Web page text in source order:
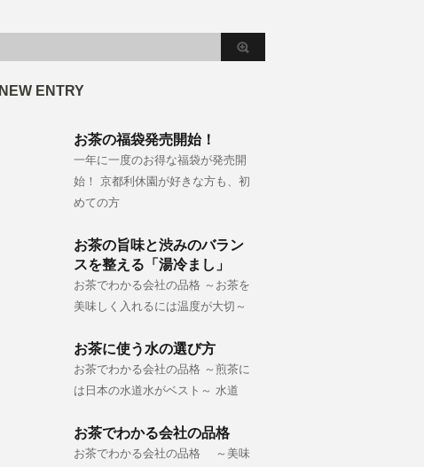
NEW ENTRY
お茶の福袋発売開始！
一年に一度のお得な福袋が発売開
始！ 京都利休園が好きな方も、初
めての方
お茶の旨味と渋みのバラン
スを整える「湯冷まし」
お茶でわかる会社の品格 ～お茶を
美味しく入れるには温度が大切～
お茶に使う水の選び方
お茶でわかる会社の品格 ～煎茶に
は日本の水道水がベスト～ 水道
お茶でわかる会社の品格
お茶でわかる会社の品格 ～美味